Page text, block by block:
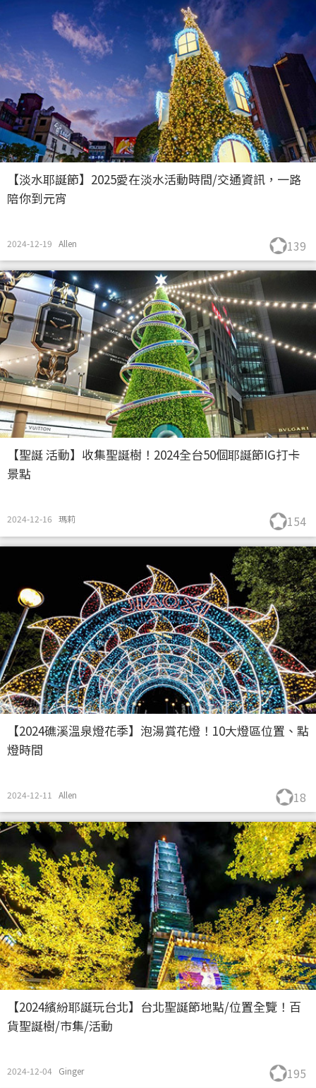
【淡水耶誕節】2025愛在淡水活動時間/交通資訊，一路
陪你到元宵
2024-12-19 Allen 139
【聖誕 活動】收集聖誕樹！2024全台50個耶誕節IG打卡
景點
2024-12-16 瑪莉 154
【2024礁溪溫泉燈花季】泡湯賞花燈！10大燈區位置、點
燈時間
2024-12-11 Allen 18
【2024繽紛耶誕玩台北】台北聖誕節地點/位置全覽！百
貨聖誕樹/市集/活動
2024-12-04 Ginger 195